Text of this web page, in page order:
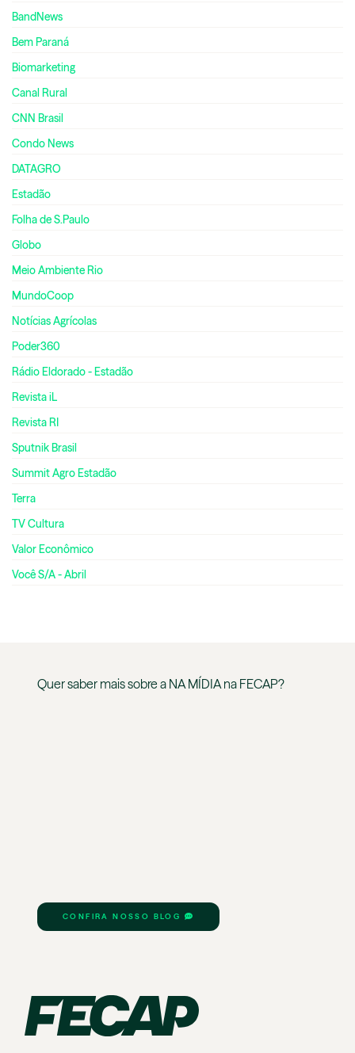
BandNews
Bem Paraná
Biomarketing
Canal Rural
CNN Brasil
Condo News
DATAGRO
Estadão
Folha de S.Paulo
Globo
Meio Ambiente Rio
MundoCoop
Notícias Agrícolas
Poder360
Rádio Eldorado - Estadão
Revista iL
Revista RI
Sputnik Brasil
Summit Agro Estadão
Terra
TV Cultura
Valor Econômico
Você S/A - Abril
Quer saber mais sobre a NA MÍDIAna FECAP?
CONFIRA NOSSO BLOG